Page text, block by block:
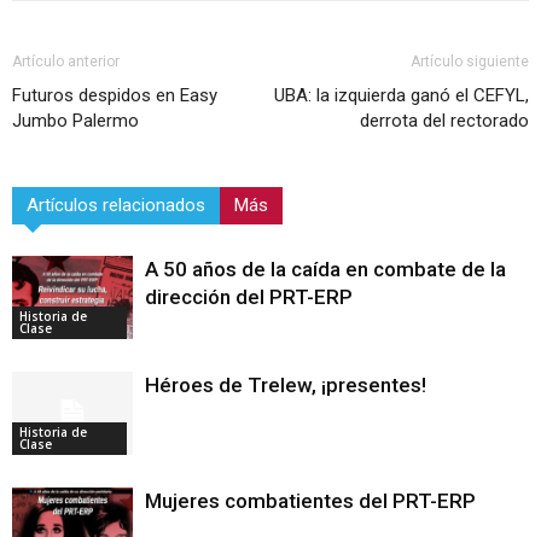
Artículo anterior
Futuros despidos en Easy
Jumbo Palermo
Artículo siguiente
UBA: la izquierda ganó el CEFYL,
derrota del rectorado
Artículos relacionados Más
Historia de
Clase
A 50 años de la caída en combate de la
dirección del PRT-ERP
Historia de
Clase
Héroes de Trelew, ¡presentes!
Mujeres combatientes del PRT-ERP